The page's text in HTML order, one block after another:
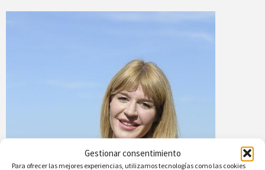
Gestionar consentimiento
Para ofrecer las mejores experiencias, utilizamos tecnologías como las cookies